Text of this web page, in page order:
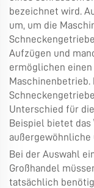
bezeichnet wird.
um, um die
Aufzügen und
ermöglichen
Maschinenbetrieb.
Unterschied für
Beispiel bietet das
außergewöhnliche
Bei der Auswahl
Großhandel
tatsächlich